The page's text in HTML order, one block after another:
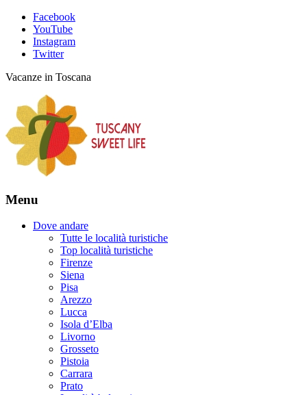
Facebook
YouTube
Instagram
Twitter
Vacanze in Toscana
Menu
Dove andare
Tutte le località turistiche
Top località turistiche
Firenze
Siena
Pisa
Arezzo
Lucca
Isola d’Elba
Livorno
Grosseto
Pistoia
Carrara
Prato